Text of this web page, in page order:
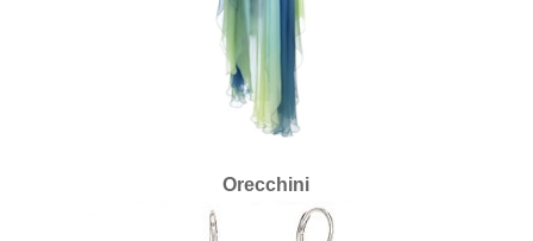
Orecchini